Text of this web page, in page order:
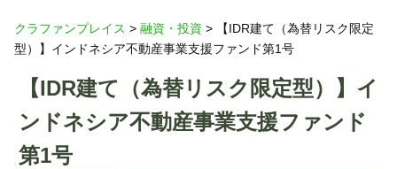
クラファンプレイス > 融資・投資 >
【IDR建て（為替リスク限定
型）】インドネシア不動産事業支援ファンド第1号
【IDR建て（為替リスク限定型）】イ
ンドネシア不動産事業支援ファンド
第1号